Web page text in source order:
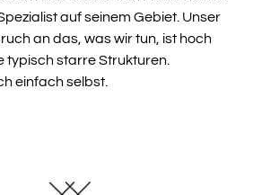
auf seinem Gebiet. Unser
an das, was wir tun, ist hoch
typisch starre Strukturen.
einfach selbst.